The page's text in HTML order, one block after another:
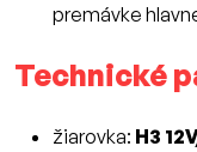
premávke
Technické
žiarovka: H3